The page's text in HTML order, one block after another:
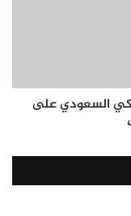
السعودي على